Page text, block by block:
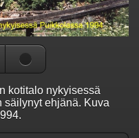
kotitalo nykyisessä
säilynyt ehjänä. Kuva